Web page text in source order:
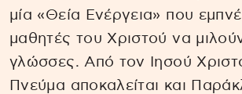
μία «Θεία Ενέργεια» που
μαθητές του Χριστού να
γλώσσες. Από τον Ιησού
Πνεύμα αποκαλείται και